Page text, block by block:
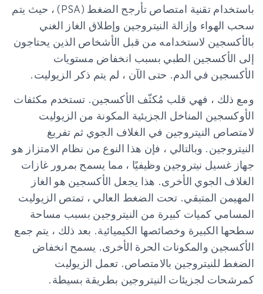
باستخدام تقنية امتصاص تأرجح الضغط (PSA) ، حيث يتم
سحب الهواء وإزالة النيتروجين وإطلاق الغاز الغني
بالأكسجين لاستخدامه من قبل الأشخاص الذين يحتاجون
إلى الأكسجين الطبي بسبب انخفاض مستويات
الأكسجين في الدم. حتى الآن ، لم يتم ذكر الزيوليت.
ومع ذلك ، فهي قلب مُكثّف الأكسجين. تستخدم مكثفات
الأوكسجين المناخل الجزيئية المكونة من الزيوليت
لامتصاص النيتروجين في الغلاف الجوي ثم تفريغ
النيتروجين. وبالتالي ، فإن هذا النوع من نظام الامتزاز هو
جهاز غسيل نيتروجين وظيفيًا ، مما يسمح بمرور غازات
الغلاف الجوي الأخرى. هذا يجعل الأكسجين هو الغاز
المهيمن المتبقي. تحت الضغط العالي ، تمتص الزيوليت
المسامي كميات كبيرة من النيتروجين بسبب مساحة
سطحها الكبيرة وخصائصها الكيميائية. بعد ذلك ، يتم جمع
الأكسجين والمكونات الحرة الأخرى. يسمح انخفاض
الضغط للنيتروجين بالامتصاص. تعمل الزيوليت
كمرشحات لجزيئات النيتروجين بطريقة بسيطة.